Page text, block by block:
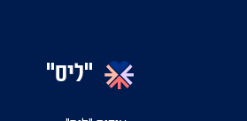
"ליס"